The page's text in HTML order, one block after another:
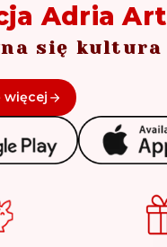
Adria Art
się kultura
więcej